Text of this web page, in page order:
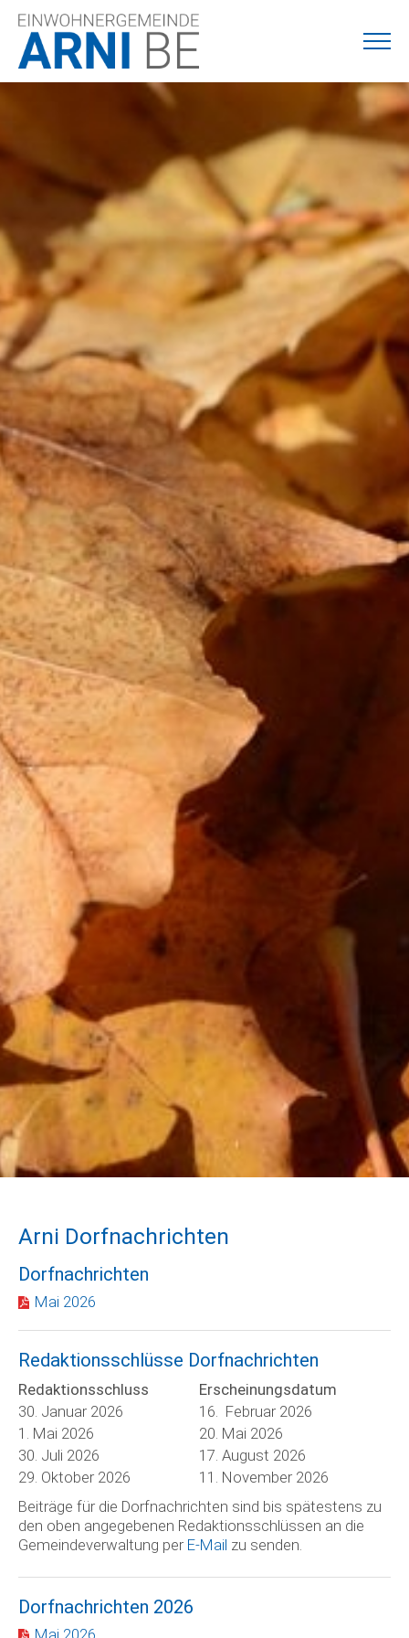
Arni Dorfnachrichten
Dorfnachrichten
Mai 2026
Redaktionsschlüsse Dorfnachrichten
Redaktionsschluss
Erscheinungsdatum
30. Januar 2026
16. Februar 2026
1. Mai 2026
20. Mai 2026
30. Juli 2026
17. August 2026
29. Oktober 2026
11. November 2026
Beiträge für die Dorfnachrichten sind bis spätestens zu
den oben angegebenen Redaktionsschlüssen an die
Gemeindeverwaltung per E-Mail zu senden.
Dorfnachrichten 2026
Mai 2026